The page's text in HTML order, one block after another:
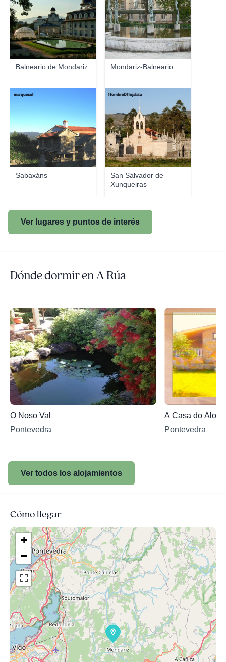
Balneario de Mondariz Mondariz-Balneario
Sabaxáns
marquesol
San Salvador de
Xunqueiras
HombreDHojalata
Ver lugares y puntos de interés
Dónde dormir en A Rúa
O Noso Val
Pontevedra
A Casa do
Pontevedra
Ver todos los alojamientos
Cómo llegar
+
−